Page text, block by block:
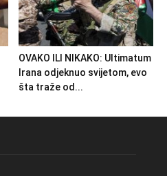
OVAKO ILI NIKAKO: Ultimatum
Irana odjeknuo svijetom, evo
šta traže od...